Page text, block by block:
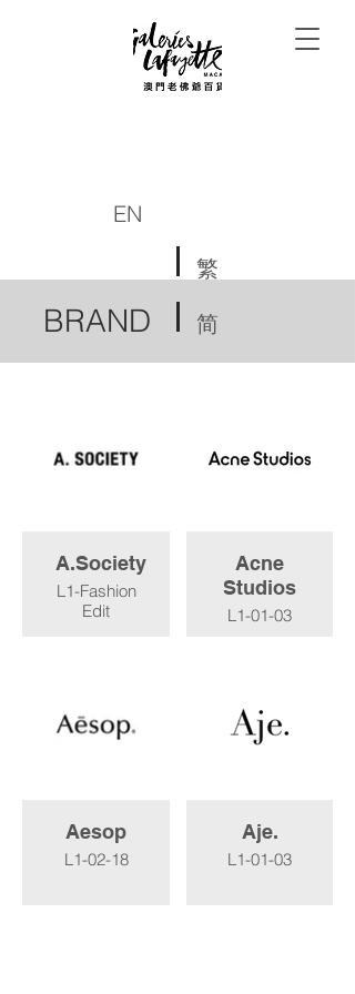
EN
繁
简
BRAND
A.Society
L1-Fashion
Edit
Acne
Studios
L1-01-03
Aesop
L1-02-18
Aje.
L1-01-03